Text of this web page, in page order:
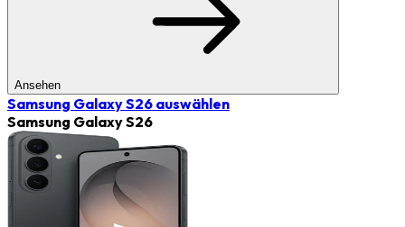
Ansehen
Samsung Galaxy S26 auswählen
Samsung Galaxy S26